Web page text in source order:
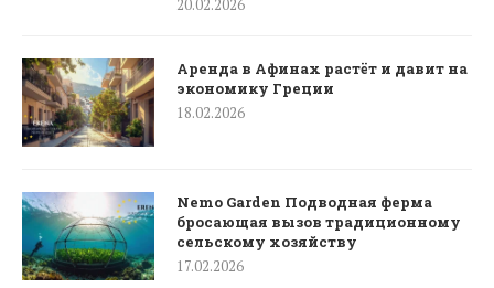
20.02.2026
Аренда в Афинах растёт и давит на
экономику Греции
18.02.2026
Nemo Garden Подводная ферма
бросающая вызов традиционному
сельскому хозяйству
17.02.2026